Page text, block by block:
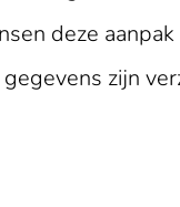
deze
zijn